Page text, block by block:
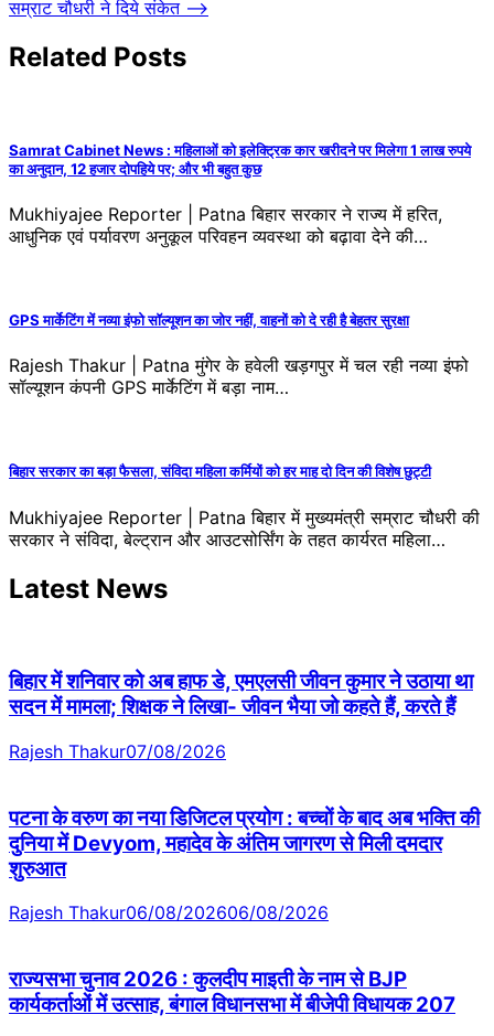
सम्राट चौधरी ने दिये संकेत ⟶
Related Posts
Samrat Cabinet News : महिलाओं को इलेक्ट्रिक कार खरीदने पर मिलेगा 1 लाख रुपये
का अनुदान, 12 हजार दोपहिये पर; और भी बहुत कुछ
Mukhiyajee Reporter | Patna बिहार सरकार ने राज्य में हरित,
आधुनिक एवं पर्यावरण अनुकूल परिवहन व्यवस्था को बढ़ावा देने की…
GPS मार्केटिंग में नव्या इंफो सॉल्यूशन का जोर नहीं, वाहनों को दे रही है बेहतर सुरक्षा
Rajesh Thakur | Patna मुंगेर के हवेली खड़गपुर में चल रही नव्या इंफो
सॉल्यूशन कंपनी GPS मार्केटिंग में बड़ा नाम…
बिहार सरकार का बड़ा फैसला, संविदा महिला कर्मियों को हर माह दो दिन की विशेष छुट्टी
Mukhiyajee Reporter | Patna बिहार में मुख्यमंत्री सम्राट चौधरी की
सरकार ने संविदा, बेल्ट्रान और आउटसोर्सिंग के तहत कार्यरत महिला…
Latest News
बिहार में शनिवार को अब हाफ डे, एमएलसी जीवन कुमार ने उठाया था
सदन में मामला; शिक्षक ने लिखा- जीवन भैया जो कहते हैं, करते हैं
Rajesh Thakur07/08/2026
पटना के वरुण का नया डिजिटल प्रयोग : बच्चों के बाद अब भक्ति की
दुनिया में Devyom, महादेव के अंतिम जागरण से मिली दमदार
शुरुआत
Rajesh Thakur06/08/202606/08/2026
राज्यसभा चुनाव 2026 : कुलदीप माइती के नाम से BJP
कार्यकर्ताओं में उत्साह, बंगाल विधानसभा में बीजेपी विधायक 207